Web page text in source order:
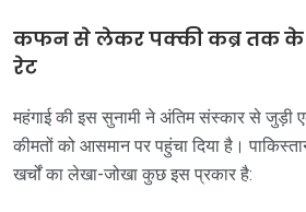
कफन से लेकर पक्की कब्र तक के
रेट
महंगाई की इस सुनामी ने अंतिम संस्कार से जुड़ी
कीमतों को आसमान पर पहुंचा दिया है।
खर्चों का लेखा-जोखा कुछ इस प्रकार है: